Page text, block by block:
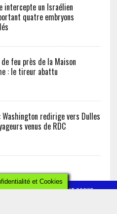
intercepte un Israélien
quatre embryons
de feu près de la Maison
: le tireur abattu
Washington redirige vers Dulles
venus de RDC
DE CONFIDENTIALITÉ ET COOKIE
et Cookies